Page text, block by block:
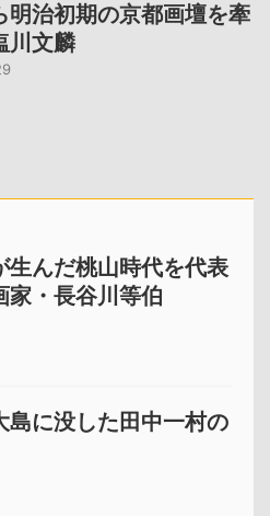
明治初期の京都画壇を牽
川文麟
生んだ桃山時代を代表
家・長谷川等伯
島に没した田中一村の